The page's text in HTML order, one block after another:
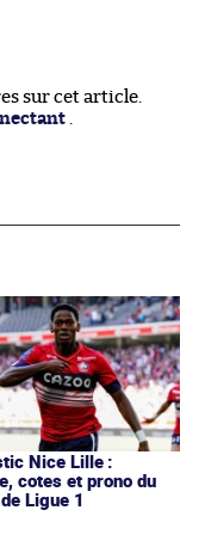
sur cet article.
.
Nice Lille :
cotes et prono du
Ligue 1